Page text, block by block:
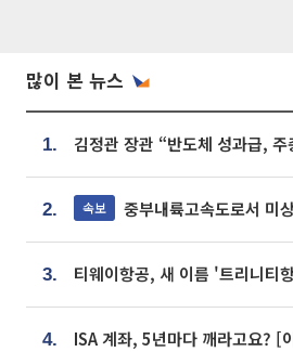
많이 본 뉴스
1.
2. 속보 중부내륙고속도로서 미
3.
4. ISA 계좌, 5년마다 깨라고요? [